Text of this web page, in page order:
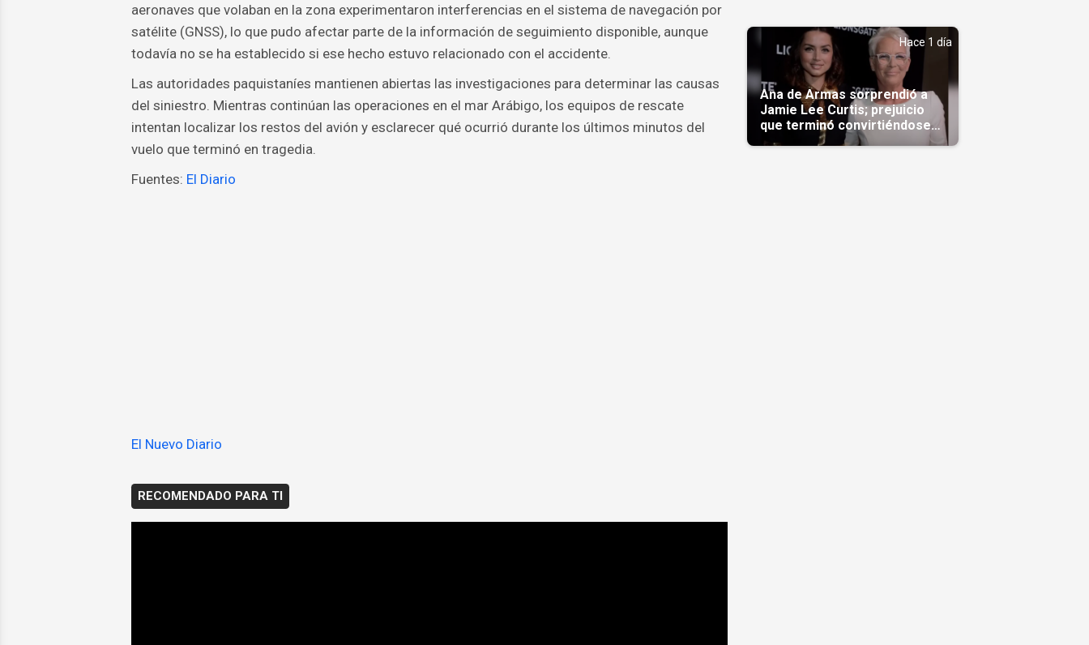
aeronaves que volaban en la zona experimentaron interferencias en el sistema de navegación por
satélite (GNSS), lo que pudo afectar parte de la información de seguimiento disponible, aunque
todavía no se ha establecido si ese hecho estuvo relacionado con el accidente.
Las autoridades paquistaníes mantienen abiertas las investigaciones para determinar las causas
del siniestro. Mientras continúan las operaciones en el mar Arábigo, los equipos de rescate
intentan localizar los restos del avión y esclarecer qué ocurrió durante los últimos minutos del
vuelo que terminó en tragedia.
Fuentes: El Diario
El Nuevo Diario
RECOMENDADO PARA TI
Hace 1 día
Ana de Armas sorprendió a
Jamie Lee Curtis; prejuicio
que terminó convirtiéndose
en admiración en Hollywood